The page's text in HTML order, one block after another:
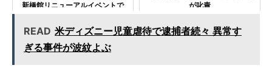
新橋館リニューアルイベントで
が叱責
READ 米ディズニー児童虐待で逮捕者続々 異常す
ぎる事件が波紋よぶ